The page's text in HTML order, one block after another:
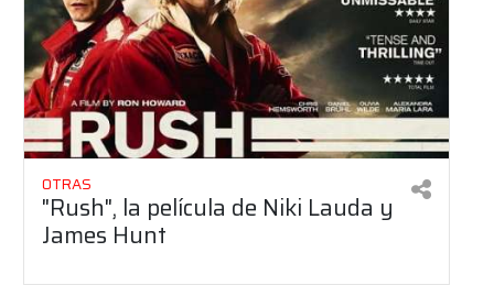
OTRAS
"Rush", la película de Niki Lauda y
James Hunt